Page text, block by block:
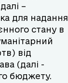
–
для надання
стану в
від
(далі -
бюджету.